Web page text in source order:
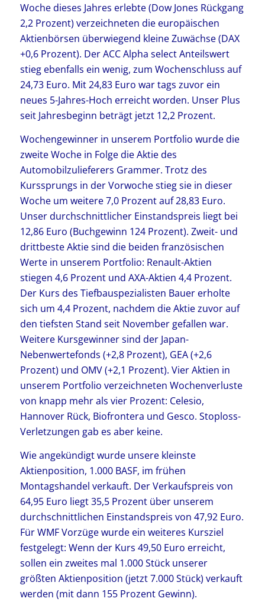
Woche dieses Jahres erlebte (Dow Jones Rückgang
2,2 Prozent) verzeichneten die europäischen
Aktienbörsen überwiegend kleine Zuwächse (DAX
+0,6 Prozent). Der ACC Alpha select Anteilswert
stieg ebenfalls ein wenig, zum Wochenschluss auf
24,73 Euro. Mit 24,83 Euro war tags zuvor ein
neues 5-Jahres-Hoch erreicht worden. Unser Plus
seit Jahresbeginn beträgt jetzt 12,2 Prozent.
Wochengewinner in unserem Portfolio wurde die
zweite Woche in Folge die Aktie des
Automobilzulieferers Grammer. Trotz des
Kurssprungs in der Vorwoche stieg sie in dieser
Woche um weitere 7,0 Prozent auf 28,83 Euro.
Unser durchschnittlicher Einstandspreis liegt bei
12,86 Euro (Buchgewinn 124 Prozent). Zweit- und
drittbeste Aktie sind die beiden französischen
Werte in unserem Portfolio: Renault-Aktien
stiegen 4,6 Prozent und AXA-Aktien 4,4 Prozent.
Der Kurs des Tiefbauspezialisten Bauer erholte
sich um 4,4 Prozent, nachdem die Aktie zuvor auf
den tiefsten Stand seit November gefallen war.
Weitere Kursgewinner sind der Japan-
Nebenwertefonds (+2,8 Prozent), GEA (+2,6
Prozent) und OMV (+2,1 Prozent). Vier Aktien in
unserem Portfolio verzeichneten Wochenverluste
von knapp mehr als vier Prozent: Celesio,
Hannover Rück, Biofrontera und Gesco. Stoploss-
Verletzungen gab es aber keine.
Wie angekündigt wurde unsere kleinste
Aktienposition, 1.000 BASF, im frühen
Montagshandel verkauft. Der Verkaufspreis von
64,95 Euro liegt 35,5 Prozent über unserem
durchschnittlichen Einstandspreis von 47,92 Euro.
Für WMF Vorzüge wurde ein weiteres Kursziel
festgelegt: Wenn der Kurs 49,50 Euro erreicht,
sollen ein zweites mal 1.000 Stück unserer
größten Aktienposition (jetzt 7.000 Stück) verkauft
werden (mit dann 155 Prozent Gewinn).